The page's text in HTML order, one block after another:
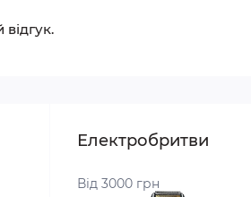
Електробритви
Від 3000 грн